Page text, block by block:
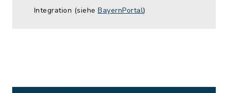
Integration (siehe BayernPortal)